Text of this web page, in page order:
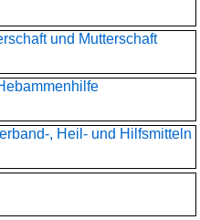
und Mutterschaft
, Heil- und Hilfsmitteln